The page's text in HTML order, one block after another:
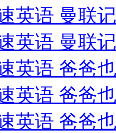
英语 曼联
英语 曼联
英语 爸爸
英语 爸爸
英语 爸爸